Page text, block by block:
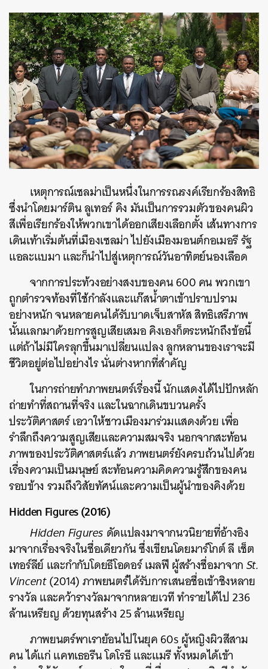
เหตุการณ์เซลม่าเป็นหนึ่งในการรณรงค์เรียกร้องสิทธิ
ซึ่งนำโดยมาร์ติน ลูเทอร์ คิง มันเป็นการรวมตัวของคนผิว
สีเพื่อเรียกร้องให้พวกเขาได้ออกเสียงเลือกตั้ง เส้นทางการ
เดินเท้าเริ่มต้นที่เมืองเซลม่า ไปยังเมืองมอนต์กอเมอรี รัฐ
แอละแบมา และก็นำไปสู่เหตุการณ์วันอาทิตย์นองเลือด
จากการประท้วงอย่างสงบของคน 600 คน พวกเขา
ถูกตำรวจท้องที่ใช้กำลังและแก๊สน้ำตาเข้าปราบปราม
อย่างหนัก จนหลายคนได้รับบาดเจ็บสาหัส สิทธิเสรีภาพ
นั้นแลกมาด้วยการสูญเสียเสมอ คิงเองก็ตระหนักถึงข้อนี้
แต่ถ้าไม่มีใครลุกขึ้นมาเปลี่ยนแปลง ลูกหลานของเราจะมี
ชีวิตอยู่ต่อไปอย่างไร นั่นต่างหากที่สำคัญ
ในการถ่ายทำภาพยนตร์เรื่องนี้ นักแสดงได้ไปปักหลัก
ถ่ายทำที่สถานที่จริง และในฉากเดินขบวนครั้ง
ประวัติศาสตร์ เอวาให้ชาวเมืองมาร่วมแสดงด้วย เพื่อ
รำลึกถึงความสูญเสียและความสมจริง นอกจากสะท้อน
ภาพของประวัติศาสตร์แล้ว ภาพยนตร์ยังครบถ้วนไปด้วย
เรื่องความเป็นมนุษย์ สะท้อนความคิดความรู้สึกของคน
รอบข้าง รวมถึงวิสัยทัศน์และความเป็นผู้นำของคิงด้วย
Hidden Figures (2016)
Hidden Figures ดัดแปลงมาจากนวนิยายที่อ้างอิง
มาจากเรื่องจริงในชื่อเดียวกัน ซึ่งเขียนโดยมาร์โกต์ ลี เช็ต
เทอร์ลีย์ และกำกับโดยธีโอดอร์ เมลฟี ผู้สร้างชื่อมาจากSt.
Vincent(2014) ภาพยนตร์ได้รับการเสนอชื่อเข้าชิงหลาย
รางวัล และคว้ารางวัลมาจากหลายเวที ทำรายได้ไป 236
ล้านเหรียญ ด้วยทุนสร้าง 25 ล้านเหรียญ
ภาพยนตร์พาเราย้อนไปในยุค 60s ผู้หญิงผิวสีสาม
คน ได้แก่ แคทเธอรีน โดโรธี และแมรี ทั้งหมดได้เข้า